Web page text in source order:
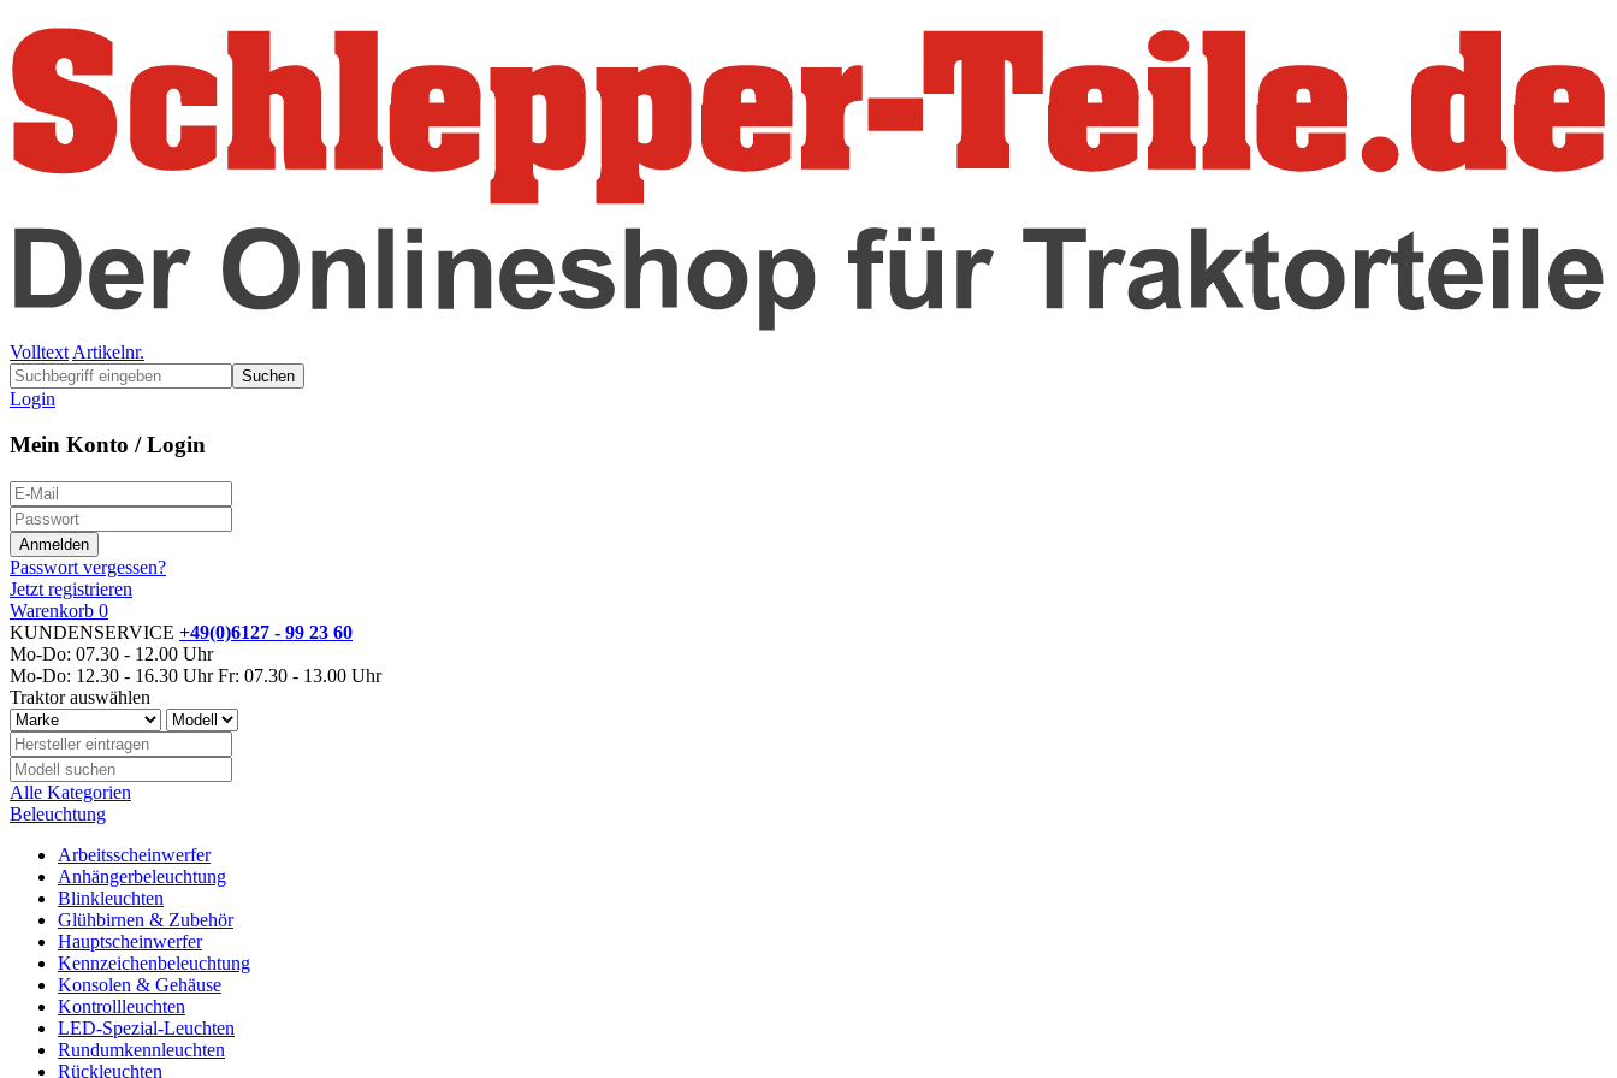
Volltext Artikelnr.
Suchen
Login
Mein Konto / Login
Passwort vergessen?
Jetzt registrieren
Warenkorb 0
KUNDENSERVICE +49(0)6127 - 99 23 60
Mo-Do: 07.30 - 12.00 Uhr
Mo-Do: 12.30 - 16.30 Uhr Fr: 07.30 - 13.00 Uhr
Traktor auswählen
Alle Kategorien
Beleuchtung
Arbeitsscheinwerfer
Anhängerbeleuchtung
Blinkleuchten
Glühbirnen & Zubehör
Hauptscheinwerfer
Kennzeichenbeleuchtung
Konsolen & Gehäuse
Kontrollleuchten
LED-Spezial-Leuchten
Rundumkennleuchten
Rückleuchten